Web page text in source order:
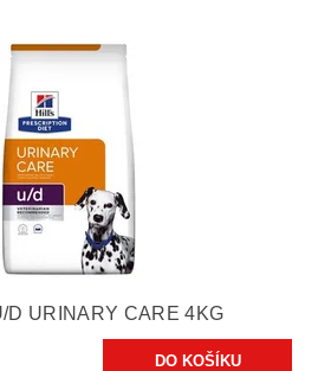
D URINARY CARE 4KG